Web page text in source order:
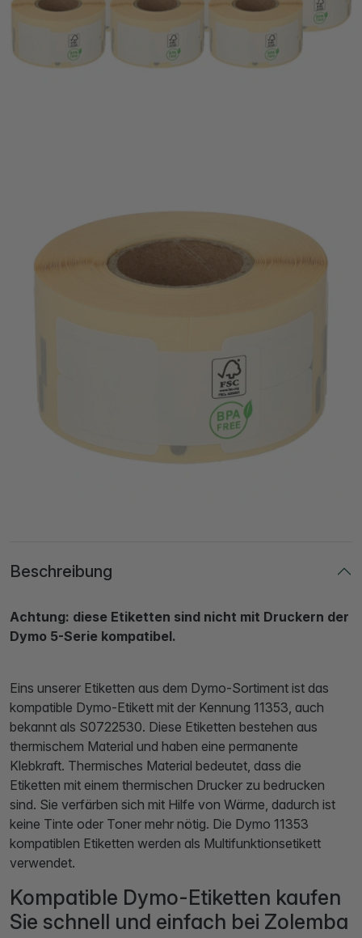
Beschreibung
Achtung: diese Etiketten sind nicht mit Druckern der
Dymo 5-Serie kompatibel.
Eins unserer Etiketten aus dem Dymo-Sortiment ist das
kompatible Dymo-Etikett mit der Kennung 11353, auch
bekannt als S0722530. Diese Etiketten bestehen aus
thermischem Material und haben eine permanente
Klebkraft. Thermisches Material bedeutet, dass die
Etiketten mit einem thermischen Drucker zu bedrucken
sind. Sie verfärben sich mit Hilfe von Wärme, dadurch ist
keine Tinte oder Toner mehr nötig. Die Dymo 11353
kompatiblen Etiketten werden als Multifunktionsetikett
verwendet.
Kompatible Dymo-Etiketten kaufen
Sie schnell und einfach bei Zolemba